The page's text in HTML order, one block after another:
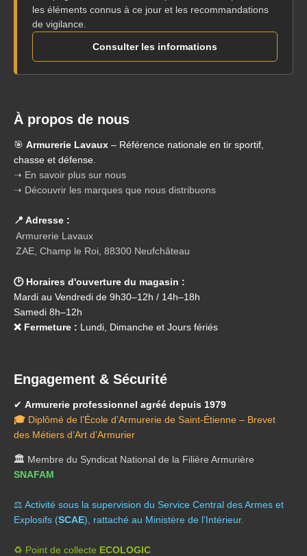
les éléments connus à ce jour et les recommandations
de vigilance.
Consulter les informations
À propos de nous
🎯 Armurerie Lavaux – Référence nationale en tir sportif,
chasse et défense.
➝ En savoir plus sur nous
➝ Découvrir les marques que nous distribuons
📍 Adresse :
Armurerie Lavaux
ZAE, Champ le Roi, 88300 Neufchâteau
🕑 Horaires d'ouverture du magasin :
Mardi au Vendredi de 9h30–12h / 14h–18h
Samedi 8h–12h
❌ Fermeture : Lundi, Dimanche et Jours fériés
Engagement & Sécurité
✔ Armurerie professionnel agréé depuis 1979
🎓 Diplômé de l’École d’Armurerie de Saint-Étienne – Brevet
des Métiers d’Art d’Armurier
🏛️ Membre du Syndicat National de la Filière Armurière
SNAFAM
⚖️ Activité sous la supervision du Service Central des Armes et
Explosifs (SCAE), rattaché au Ministère de l’Intérieur.
♻️ Point de collecte ECOLOGIC